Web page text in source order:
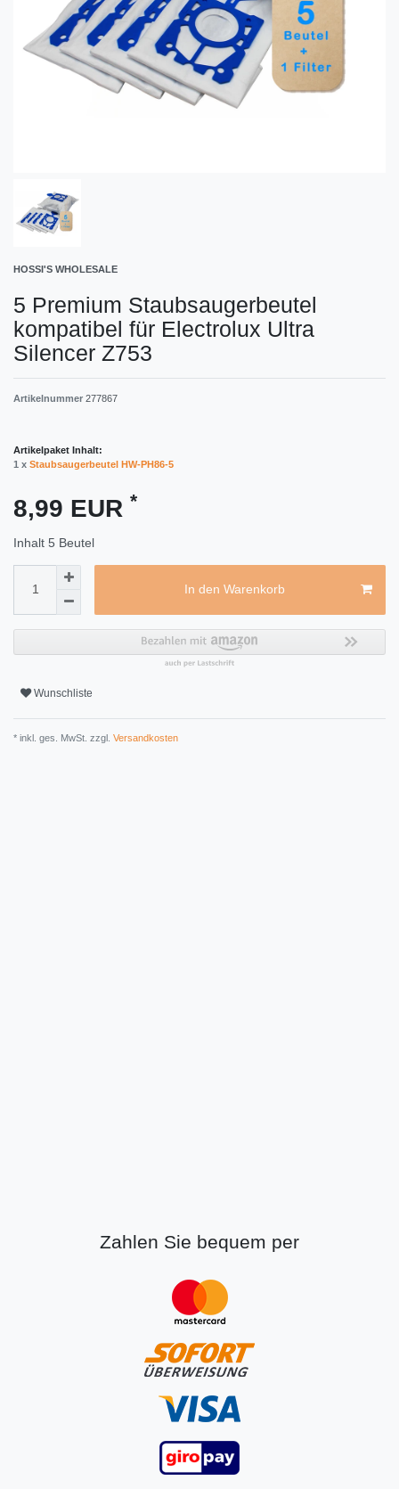
HOSSI'S WHOLESALE
5 Premium Staubsaugerbeutel
kompatibel für Electrolux Ultra
Silencer Z753
Artikelnummer 277867
Artikelpaket Inhalt:
1 x Staubsaugerbeutel HW-PH86-5
8,99 EUR *
Inhalt 5 Beutel
In den Warenkorb
Wunschliste
* inkl. ges. MwSt. zzgl. Versandkosten
Zahlen Sie bequem per